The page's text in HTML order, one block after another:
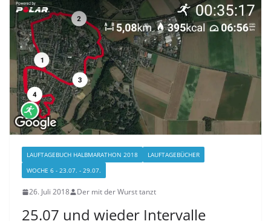
LAUFTAGEBUCH HALBMARATHON 2018
LAUFTAGEBÜCHER
WOCHE 6 - 23.07. - 29.07.
26. Juli 2018 Der mit der Wurst tanzt
25.07 und wieder Intervalle